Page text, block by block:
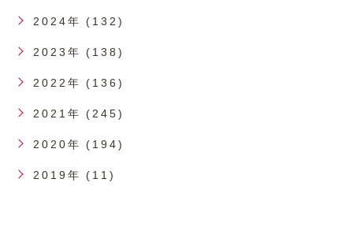
2024年 (132)
2023年 (138)
2022年 (136)
2021年 (245)
2020年 (194)
2019年 (11)